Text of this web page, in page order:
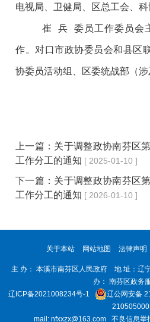
电视局、卫健局、区总工会、
崔 兵 委员工作委员会
作。对口市政协委员会和县区
协委员活动组、区委统战部（涉
上一篇： 关于调整政协南芬区
工作分工的通知 [ 2025-01-10 ]
下一篇： 关于调整政协南芬区
工作分工的通知 [ 2026-01-10 ]
关于本站 网站地图 法律声明
主 办： 本溪市南芬区人民政府 地 址：辽
办： 南芬区政务
辽ICP备2021008234号-1
辽公网安备
mail: nfxxzx@163.com 不良信息举